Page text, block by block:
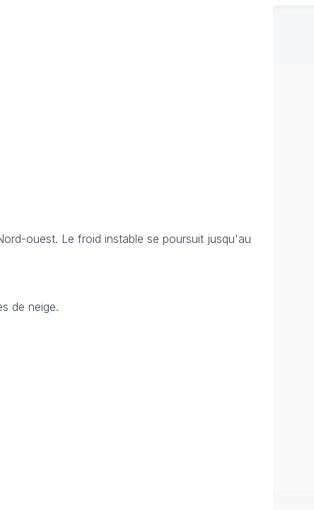
ouest. Le froid instable se poursuit jusqu'au
de neige.